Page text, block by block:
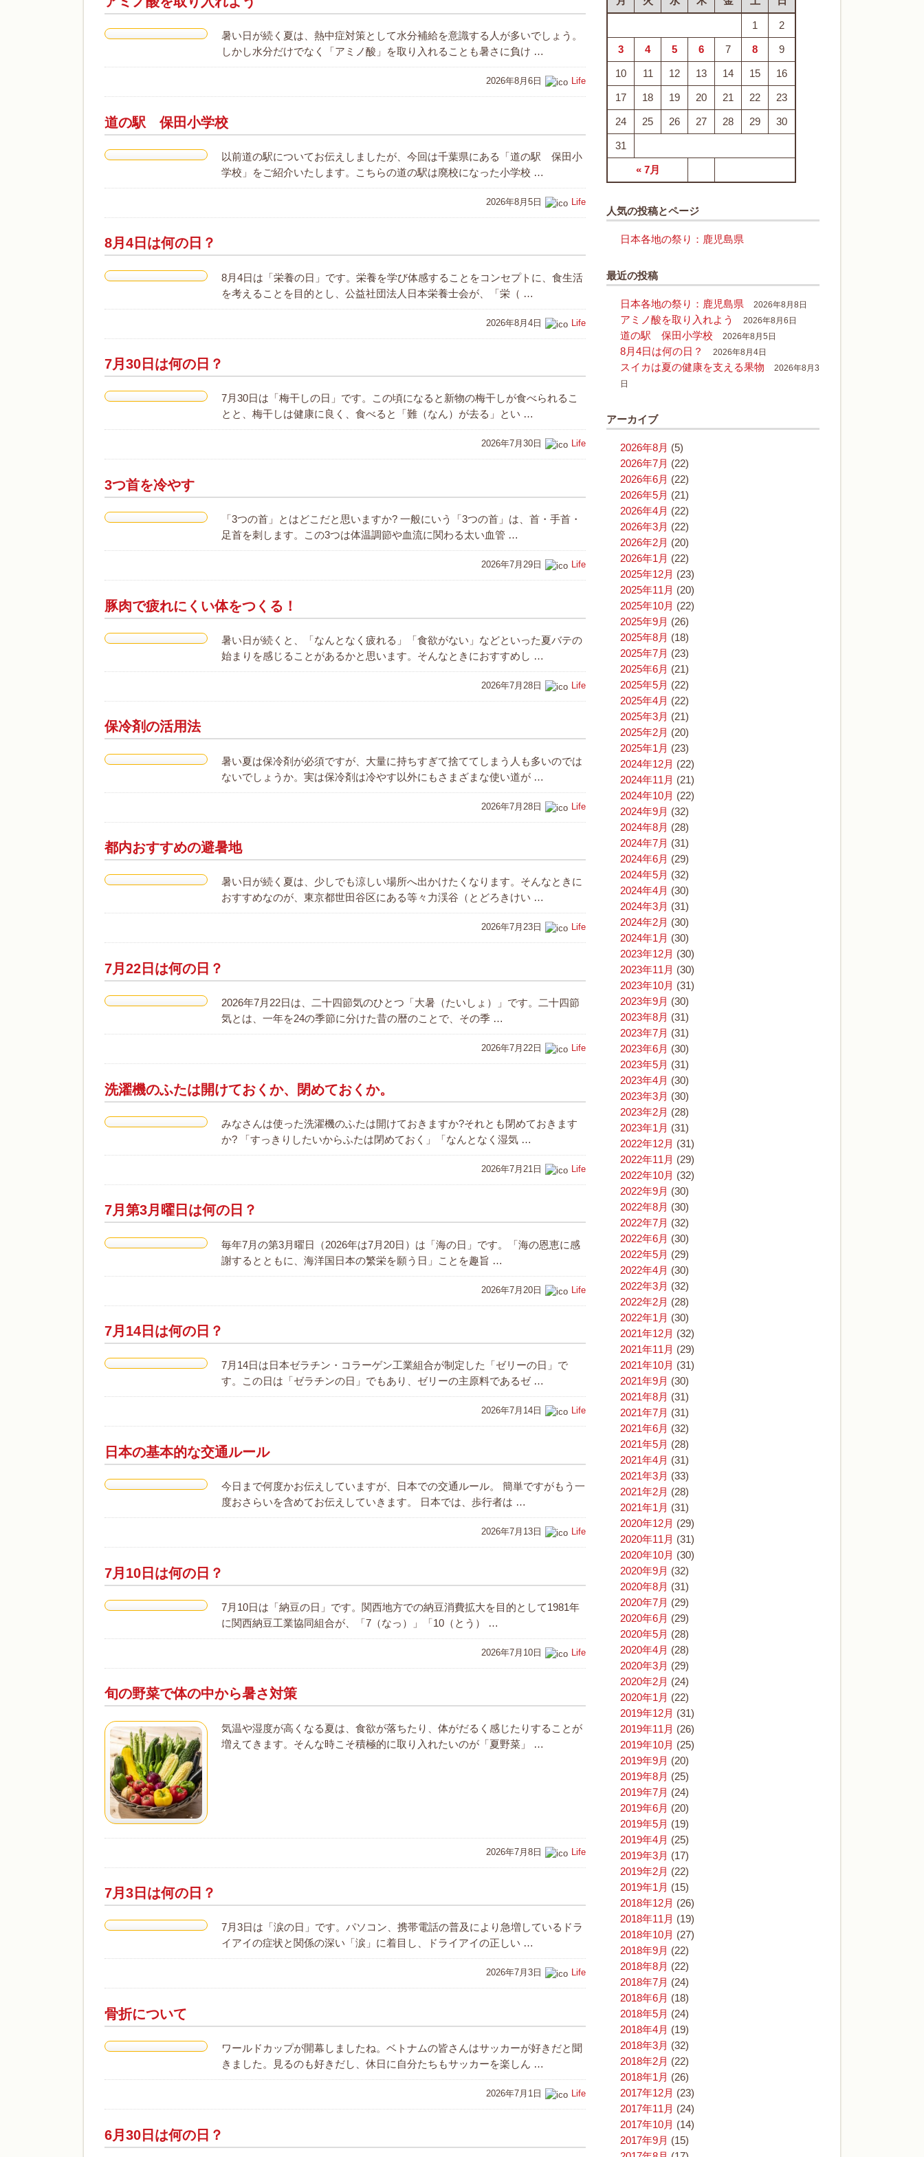
暑い日が続く夏は、熱中症対策として水分補給を意識する人が多いでしょう。
しかし水分だけでなく「アミノ酸」を取り入れることも暑さに負け …
2026年8月6日 Life
道の駅 保田小学校
以前道の駅についてお伝えしましたが、今回は千葉県にある「道の駅 保田小
学校」をご紹介いたします。こちらの道の駅は廃校になった小学校 …
2026年8月5日 Life
8月4日は何の日？
8月4日は「栄養の日」です。栄養を学び体感することをコンセプトに、食生活
を考えることを目的とし、公益社団法人日本栄養士会が、「栄（ …
2026年8月4日 Life
7月30日は何の日？
7月30日は「梅干しの日」です。この頃になると新物の梅干しが食べられるこ
とと、梅干しは健康に良く、食べると「難（なん）が去る」とい …
2026年7月30日 Life
3つ首を冷やす
「3つの首」とはどこだと思いますか? 一般にいう「3つの首」は、首・手首・
足首を刺します。この3つは体温調節や血流に関わる太い血管 …
2026年7月29日 Life
豚肉で疲れにくい体をつくる！
暑い日が続くと、「なんとなく疲れる」「食欲がない」などといった夏バテの
始まりを感じることがあるかと思います。そんなときにおすすめし …
2026年7月28日 Life
保冷剤の活用法
暑い夏は保冷剤が必須ですが、大量に持ちすぎて捨ててしまう人も多いのでは
ないでしょうか。実は保冷剤は冷やす以外にもさまざまな使い道が …
2026年7月28日 Life
都内おすすめの避暑地
暑い日が続く夏は、少しでも涼しい場所へ出かけたくなります。そんなときに
おすすめなのが、東京都世田谷区にある等々力渓谷（とどろきけい …
2026年7月23日 Life
7月22日は何の日？
2026年7月22日は、二十四節気のひとつ「大暑（たいしょ）」です。二十四節
気とは、一年を24の季節に分けた昔の暦のことで、その季 …
2026年7月22日 Life
洗濯機のふたは開けておくか、閉めておくか。
みなさんは使った洗濯機のふたは開けておきますか?それとも閉めておきます
か? 「すっきりしたいからふたは閉めておく」「なんとなく湿気 …
2026年7月21日 Life
7月第3月曜日は何の日？
毎年7月の第3月曜日（2026年は7月20日）は「海の日」です。「海の恩恵に感
謝するとともに、海洋国日本の繁栄を願う日」ことを趣旨 …
2026年7月20日 Life
7月14日は何の日？
7月14日は日本ゼラチン・コラーゲン工業組合が制定した「ゼリーの日」で
す。この日は「ゼラチンの日」でもあり、ゼリーの主原料であるゼ …
2026年7月14日 Life
日本の基本的な交通ルール
今日まで何度かお伝えしていますが、日本での交通ルール。 簡単ですがもう一
度おさらいを含めてお伝えしていきます。 日本では、歩行者は …
2026年7月13日 Life
7月10日は何の日？
7月10日は「納豆の日」です。関西地方での納豆消費拡大を目的として1981年
に関西納豆工業協同組合が、「7（なっ）」「10（とう） …
2026年7月10日 Life
旬の野菜で体の中から暑さ対策
気温や湿度が高くなる夏は、食欲が落ちたり、体がだるく感じたりすることが
増えてきます。そんな時こそ積極的に取り入れたいのが「夏野菜」 …
2026年7月8日 Life
7月3日は何の日？
7月3日は「涙の日」です。パソコン、携帯電話の普及により急増しているドラ
イアイの症状と関係の深い「涙」に着目し、ドライアイの正しい …
2026年7月3日 Life
骨折について
ワールドカップが開幕しましたね。ベトナムの皆さんはサッカーが好きだと聞
きました。見るのも好きだし、休日に自分たちもサッカーを楽しん …
2026年7月1日 Life
6月30日は何の日？
« 7月
1 2
3 4 5 6 7 8 9
10 11 12 13 14 15 16
17 18 19 20 21 22 23
24 25 26 27 28 29 30
31
人気の投稿とページ
日本各地の祭り：鹿児島県
最近の投稿
日本各地の祭り：鹿児島県 2026年8月8日
アミノ酸を取り入れよう 2026年8月6日
道の駅 保田小学校 2026年8月5日
8月4日は何の日？ 2026年8月4日
スイカは夏の健康を支える果物
2026年8月3
日
アーカイブ
2026年8月 (5)
2026年7月 (22)
2026年6月 (22)
2026年5月 (21)
2026年4月 (22)
2026年3月 (22)
2026年2月 (20)
2026年1月 (22)
2025年12月 (23)
2025年11月 (20)
2025年10月 (22)
2025年9月 (26)
2025年8月 (18)
2025年7月 (23)
2025年6月 (21)
2025年5月 (22)
2025年4月 (22)
2025年3月 (21)
2025年2月 (20)
2025年1月 (23)
2024年12月 (22)
2024年11月 (21)
2024年10月 (22)
2024年9月 (32)
2024年8月 (28)
2024年7月 (31)
2024年6月 (29)
2024年5月 (32)
2024年4月 (30)
2024年3月 (31)
2024年2月 (30)
2024年1月 (30)
2023年12月 (30)
2023年11月 (30)
2023年10月 (31)
2023年9月 (30)
2023年8月 (31)
2023年7月 (31)
2023年6月 (30)
2023年5月 (31)
2023年4月 (30)
2023年3月 (30)
2023年2月 (28)
2023年1月 (31)
2022年12月 (31)
2022年11月 (29)
2022年10月 (32)
2022年9月 (30)
2022年8月 (30)
2022年7月 (32)
2022年6月 (30)
2022年5月 (29)
2022年4月 (30)
2022年3月 (32)
2022年2月 (28)
2022年1月 (30)
2021年12月 (32)
2021年11月 (29)
2021年10月 (31)
2021年9月 (30)
2021年8月 (31)
2021年7月 (31)
2021年6月 (32)
2021年5月 (28)
2021年4月 (31)
2021年3月 (33)
2021年2月 (28)
2021年1月 (31)
2020年12月 (29)
2020年11月 (31)
2020年10月 (30)
2020年9月 (32)
2020年8月 (31)
2020年7月 (29)
2020年6月 (29)
2020年5月 (28)
2020年4月 (28)
2020年3月 (29)
2020年2月 (24)
2020年1月 (22)
2019年12月 (31)
2019年11月 (26)
2019年10月 (25)
2019年9月 (20)
2019年8月 (25)
2019年7月 (24)
2019年6月 (20)
2019年5月 (19)
2019年4月 (25)
2019年3月 (17)
2019年2月 (22)
2019年1月 (15)
2018年12月 (26)
2018年11月 (19)
2018年10月 (27)
2018年9月 (22)
2018年8月 (22)
2018年7月 (24)
2018年6月 (18)
2018年5月 (24)
2018年4月 (19)
2018年3月 (32)
2018年2月 (22)
2018年1月 (26)
2017年12月 (23)
2017年11月 (24)
2017年10月 (14)
2017年9月 (15)